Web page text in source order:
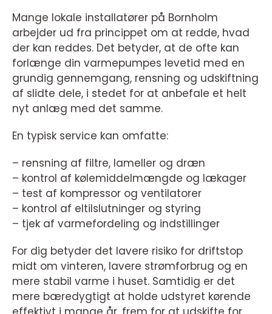
Mange lokale installatører på Bornholm
arbejder ud fra princippet om at redde, hvad
der kan reddes. Det betyder, at de ofte kan
forlænge din varmepumpes levetid med en
grundig gennemgang, rensning og udskiftning
af slidte dele, i stedet for at anbefale et helt
nyt anlæg med det samme.
En typisk service kan omfatte:
– rensning af filtre, lameller og dræn
– kontrol af kølemiddelmængde og lækager
– test af kompressor og ventilatorer
– kontrol af eltilslutninger og styring
– tjek af varmefordeling og indstillinger
For dig betyder det lavere risiko for driftstop
midt om vinteren, lavere strømforbrug og en
mere stabil varme i huset. Samtidig er det
mere bæredygtigt at holde udstyret kørende